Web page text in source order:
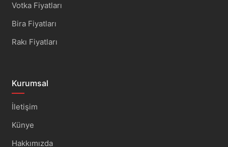
Votka Fiyatları
Bira Fiyatları
Rakı Fiyatları
Kurumsal
İletişim
Künye
Hakkımızda